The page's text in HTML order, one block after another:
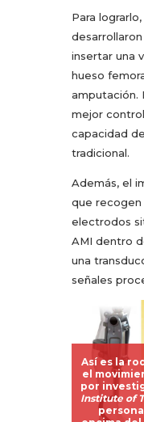
Para
insertar una
hueso
amputación.
mejor
capacidad
tradicional.
Además, el
que recogen
electrodos
AMI dentro
una
señales
Así es la
el
por
Institute of